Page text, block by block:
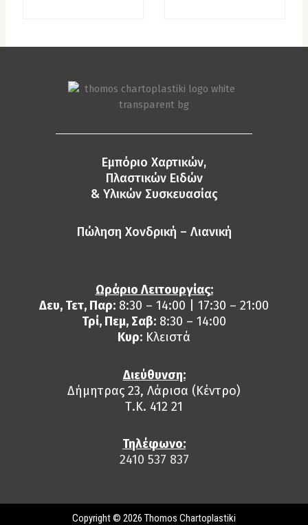
Eμπόριο Χαρτικών,
Πλαστικών Ειδών
& Yλικών Συσκευασίας
Πώληση Χονδρική – Λιανική
Ωράριο Λειτουργίας:
Δευ, Τετ, Παρ: 8:30 – 14:00 | 17:30 – 21:00
Τρί, Πεμ, Σαβ: 8:30 – 14:00
Κυρ: Κλειστά
Διεύθυνση:
Δήμητρας 23, Λάρισα (Κέντρο)
Τ.Κ. 412 21
Τηλέφωνο:
2410 537 837
Copyright © 2026 Thomos Chartoplastiki